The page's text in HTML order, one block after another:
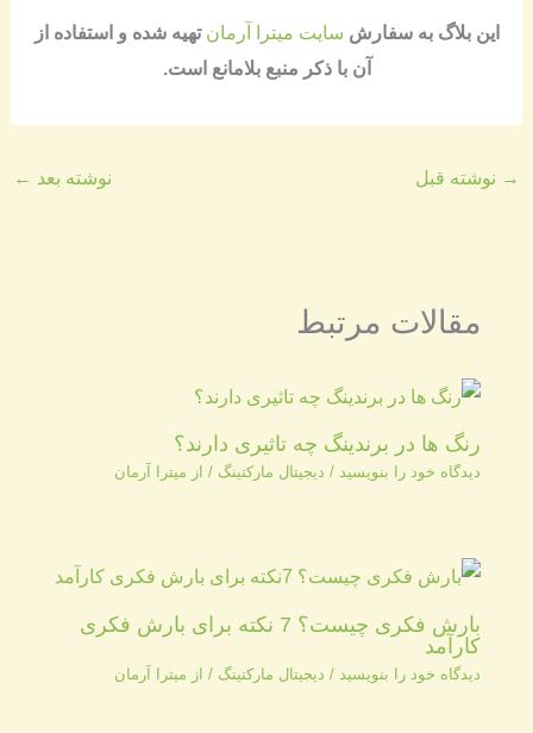
​​این بلاگ به سفارش سایت میترا آرمان تهیه شده و استفاده از
آن با ذکر منبع بلامانع است​.
→ نوشته قبل نوشته بعد ←
مقالات مرتبط
رنگ ها در برندینگ چه تاثیری دارند؟
دیدگاه‌ خود را بنویسید / دیجیتال مارکتینگ / از میترا آرمان
بارش فکری چیست؟ 7 نکته برای بارش فکری
کارآمد
دیدگاه‌ خود را بنویسید / دیجیتال مارکتینگ / از میترا آرمان